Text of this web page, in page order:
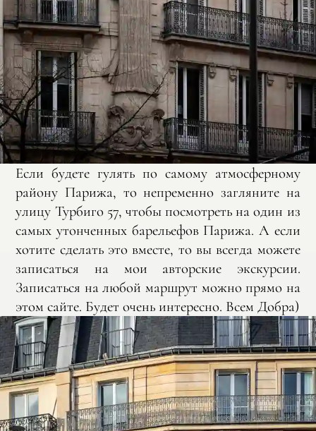
Если будете гулять по самому атмосферному
району Парижа, то непременно загляните на
улицу Турбиго 57, чтобы посмотреть на один из
самых утонченных барельефов Парижа. А если
хотите сделать это вместе, то вы всегда можете
записаться на мои авторские экскурсии.
Записаться на любой маршрут можно прямо на
этом сайте. Будет очень интересно. Всем Добра)